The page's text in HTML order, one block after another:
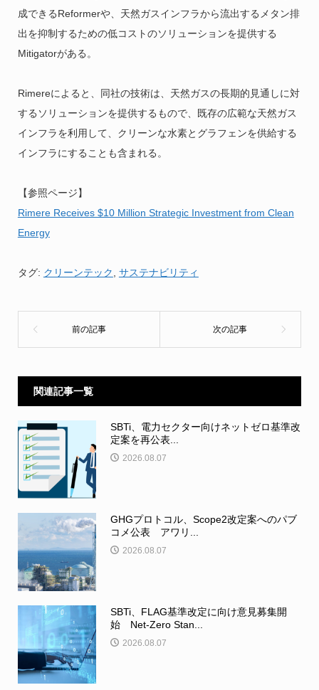
成できるReformerや、天然ガスインフラから流出するメタン排
出を抑制するための低コストのソリューションを提供する
Mitigatorがある。
Rimereによると、同社の技術は、天然ガスの長期的見通しに対
するソリューションを提供するもので、既存の広範な天然ガス
インフラを利用して、クリーンな水素とグラフェンを供給する
インフラにすることも含まれる。
【参照ページ】
Rimere Receives $10 Million Strategic Investment from Clean
Energy
タグ: クリーンテック サステナビリティ
関連記事一覧
SBTi、電力セクター向けネットゼロ基準改
定案を再公表...
2026.08.07
GHGプロトコル、Scope2改定案へのパブ
コメ公表 アワリ...
2026.08.07
SBTi、FLAG基準改定に向け意見募集開
始 Net-Zero Stan...
2026.08.07